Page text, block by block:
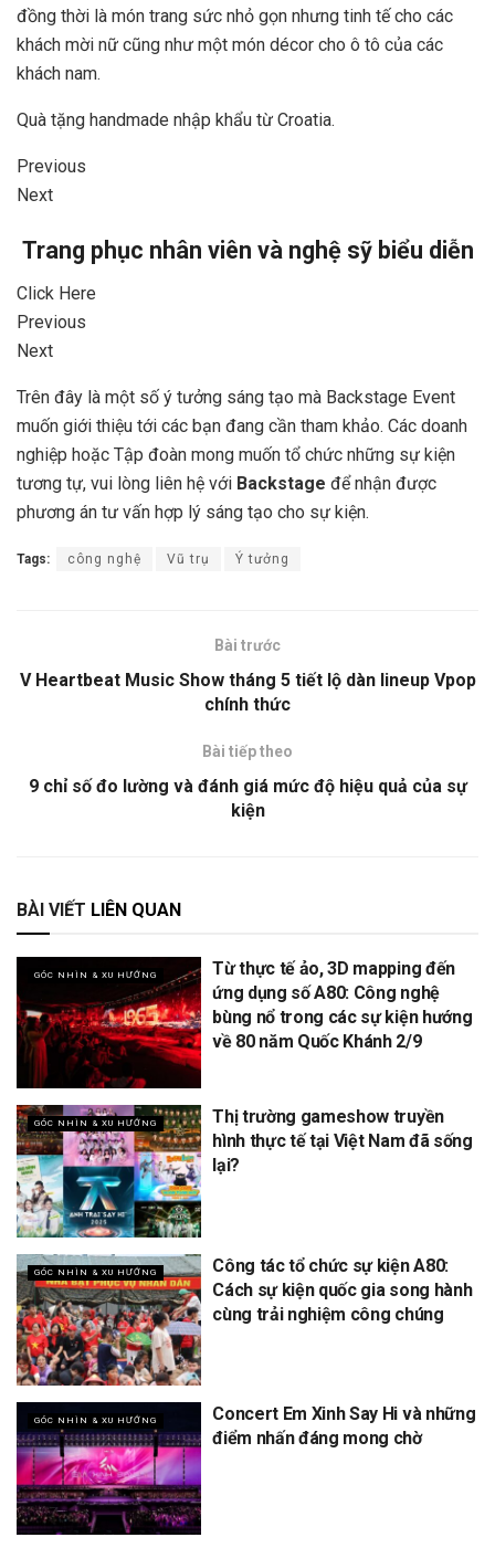
đồng thời là món trang sức nhỏ gọn nhưng tinh tế cho các
khách mời nữ cũng như một món décor cho ô tô của các
khách nam.
Quà tặng handmade nhập khẩu từ Croatia.
Previous
Next
Trang phục nhân viên và nghệ sỹ biểu diễn
Click Here
Previous
Next
Trên đây là một số ý tưởng sáng tạo mà Backstage Event
muốn giới thiệu tới các bạn đang cần tham khảo. Các doanh
nghiệp hoặc Tập đoàn mong muốn tổ chức những sự kiện
tương tự, vui lòng liên hệ với Backstage để nhận được
phương án tư vấn hợp lý sáng tạo cho sự kiện.
Tags: công nghệ Vũ trụ Ý tưởng
Bài trước
V Heartbeat Music Show tháng 5 tiết lộ dàn lineup Vpop
chính thức
Bài tiếp theo
9 chỉ số đo lường và đánh giá mức độ hiệu quả của sự
kiện
BÀI VIẾT LIÊN QUAN
GÓC NHÌN & XU HƯỚNG
Từ thực tế ảo, 3D mapping đến
ứng dụng số A80: Công nghệ
bùng nổ trong các sự kiện hướng
về 80 năm Quốc Khánh 2/9
GÓC NHÌN & XU HƯỚNG
Thị trường gameshow truyền
hình thực tế tại Việt Nam đã sống
lại?
GÓC NHÌN & XU HƯỚNG
Công tác tổ chức sự kiện A80:
Cách sự kiện quốc gia song hành
cùng trải nghiệm công chúng
GÓC NHÌN & XU HƯỚNG
Concert Em Xinh Say Hi và những
điểm nhấn đáng mong chờ